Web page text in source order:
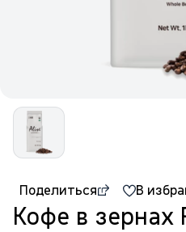
Поделиться В
Кофе в зернах